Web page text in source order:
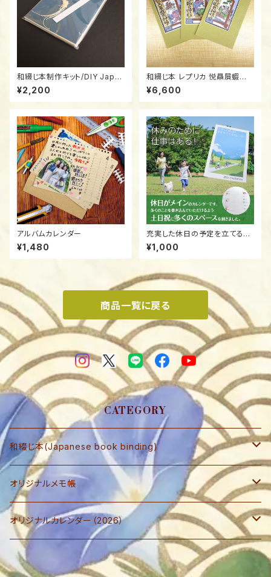
和綴じ本制作キット/DIY Japan
ese Bookbinding Kit - All-i
n-One Set! (Blank Washi J
ournal)
¥2,200
和綴じ本 レプリカ 悦贔屓蝦夷
押領/Traditional Japanese
Bound Book (Watoji) Repli
ca: "Yorokonbu Hiiki no Ez
¥6,600
アルバムカレンダー
¥1,480
充実した休日の予定を立てるカ
レンダー
¥1,000
商品一覧に戻る
CATEGORY
和綴じ本(Japanese book binding)
和綴じ本 レプリカ
和綴じ本制作キット
写楽ポストカード
オリジナルメモ帳
ブロックメモ帳
オリジナルカレンダー（2026）
『デスクサイン・ステータスカレンダー』